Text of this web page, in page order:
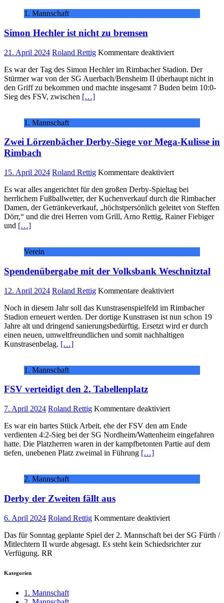
1. Mannschaft
Simon Hechler ist nicht zu bremsen
21. April 2024 Roland Rettig Kommentare deaktiviertfür
Hechler
ist
nicht
Es war der Tag des Simon Hechler im Rimbacher Stadion. Der
Stürmer war von der SG Auerbach/Bensheim II überhaupt nicht in
den Griff zu bekommen und machte insgesamt 7 Buden beim 10:0-
Sieg des FSV, zwischen […]
1. Mannschaft
Zwei Lörzenbächer Derby-Siege vor Mega-Kulisse in
Rimbach
15. April 2024 Roland Rettig Kommentare deaktiviertfür
Lörzenbächer
Derby-
Siege
vor
Es war alles angerichtet für den großen Derby-Spieltag bei
herrlichem Fußballwetter, der Kuchenverkauf durch die Rimbacher
Damen, der Getränkeverkauf, „höchstpersönlich geleitet von Steffen
Dörr,“ und die drei Herren vom Grill, Arno Rettig, Rainer Fiebiger
und […]
Verein
Spendenübergabe mit der Volksbank Weschnitztal
12. April 2024 Roland Rettig Kommentare deaktiviertfür
mit
der
Volksbank
Weschnitztal
Noch in diesem Jahr soll das Kunstrasenspielfeld im Rimbacher
Stadion erneuert werden. Der dortige Kunstrasen ist nun schon 19
Jahre alt und dringend sanierungsbedürftig. Ersetzt wird er durch
einen neuen, umweltfreundlichen und somit nachhaltigen
Kunstrasenbelag. […]
1. Mannschaft
FSV verteidigt den 2. Tabellenplatz
7. April 2024 Roland Rettig Kommentare deaktiviertfür
verteidigt
den
2.
Es war ein hartes Stück Arbeit, ehe der FSV den am Ende
verdienten 4:2-Sieg bei der SG Nordheim/Wattenheim eingefahren
hatte. Die Platzherren waren in der kampfbetonten Partie auf dem
tiefen, unebenen Platz zweimal in Führung […]
2. Mannschaft
Derby der Zweiten fällt aus
6. April 2024 Roland Rettig Kommentare deaktiviertfür
der
Zweiten
Das für Sonntag geplante Spiel der 2. Mannschaft bei der SG Fürth /
Mitlechtern II wurde abgesagt. Es steht kein Schiedsrichter zur
Verfügung. RR
Kategorien
1. Mannschaft